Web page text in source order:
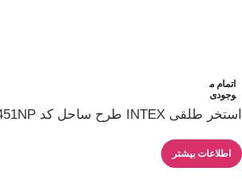
اتمام م
وجودی
استخر طلقی INTEX طرح ساحل کد 56451NP
اطلاعات بیشتر